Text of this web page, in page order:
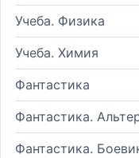
Учеба. Физика
Учеба. Химия
Фантастика
Фантастика.
Фантастика.